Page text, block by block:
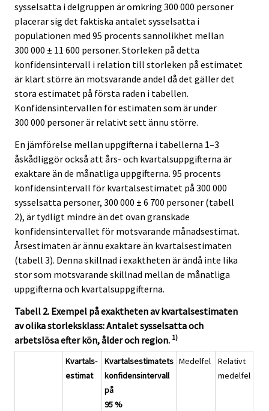
sysselsatta i delgruppen är omkring 300 000 personer
placerar sig det faktiska antalet sysselsatta i
populationen med 95 procents sannolikhet mellan
300 000 ± 11 600 personer. Storleken på detta
konfidensintervall i relation till storleken på estimatet
är klart större än motsvarande andel då det gäller det
stora estimatet på första raden i tabellen.
Konfidensintervallen för estimaten som är under
300 000 personer är relativt sett ännu större.
En jämförelse mellan uppgifterna i tabellerna 1–3
åskådliggör också att års- och kvartalsuppgifterna är
exaktare än de månatliga uppgifterna. 95 procents
konfidensintervall för kvartalsestimatet på 300 000
sysselsatta personer, 300 000 ± 6 700 personer (tabell
2), är tydligt mindre än det ovan granskade
konfidensintervallet för motsvarande månadsestimat.
Årsestimaten är ännu exaktare än kvartalsestimaten
(tabell 3). Denna skillnad i exaktheten är ändå inte lika
stor som motsvarande skillnad mellan de månatliga
uppgifterna och kvartalsuppgifterna.
Tabell 2. Exempel på exaktheten av kvartalsestimaten
av olika storleksklass: Antalet sysselsatta och
arbetslösa efter kön, ålder och region. 1)
Kvartals-
estimat
Kvartalsestimatets
konfidensintervall
på
95 %
Medelfel
Relativt
medelfel